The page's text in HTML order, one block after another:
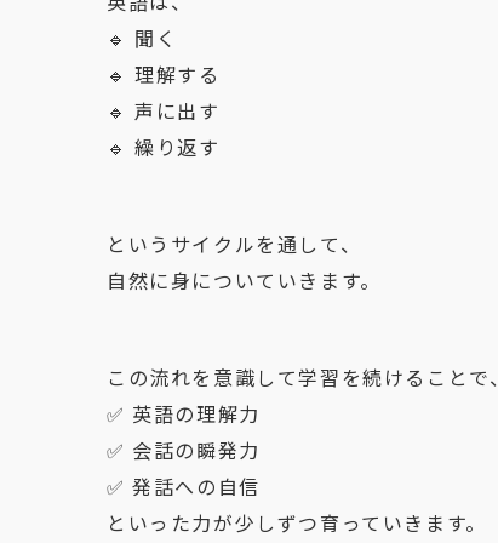
🔹 聞く
🔹 理解する
🔹 声に出す
🔹 繰り返す
というサイクルを通して、
自然に身についていきます。
この流れを意識して学習を続けることで、
✅ 英語の理解力
✅ 会話の瞬発力
✅ 発話への自信
といった力が少しずつ育っていきます。